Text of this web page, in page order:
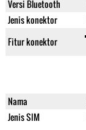
Versi Bluetooth
Jenis konektor
Fitur konektor
Nama
Jenis SIM